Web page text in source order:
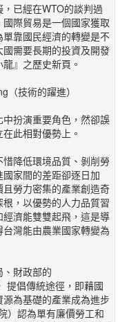
已經在WTO的談判過
際貿易是一個國家獲取
靠國民經濟的轉變是不
需要長期的投資及開發
』之歷史新頁。
（技術的躍進）
扮演重要角色，然卻誤
此相對優勢上。
降低環境品質、剝削勞
家間的差距卻逐日加
勞力密集的產業創造奇
，以優勢的人力品質習
濟能雙雙起飛，這是導
灣能由農業國家轉變為
財政部的
提倡傳統途徑，即藉國
為基礎的產業成為進步
）認為單有廉價勞工和